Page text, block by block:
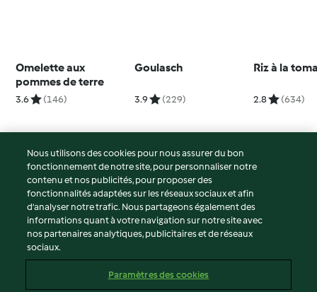
Omelette aux
pommes de terre
3.6 (146)
Goulasch
3.9 (229)
Riz à la
2.8 (634)
© Copyright 2026
Conditions d'utilisation
Politique de confidentialité
Non-responsabilité
Mentions légales
Contenu du rapport
Nous utilisons des cookies pour nous assurer du bon
fonctionnement de notre site, pour personnaliser notre
contenu et nos publicités, pour proposer des
fonctionnalités adaptées sur les réseaux sociaux et afin
d’analyser notre trafic. Nous partageons également des
informations quant à votre navigation sur notre site avec
nos partenaires analytiques, publicitaires et de réseaux
sociaux.
Paramètres des cookies